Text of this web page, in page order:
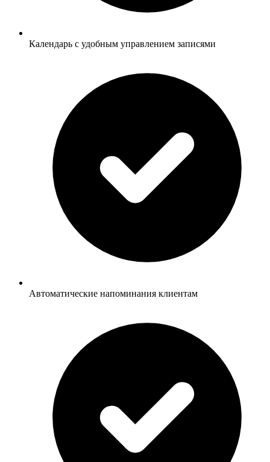
Календарь с удобным управлением записями
Автоматические напоминания клиентам